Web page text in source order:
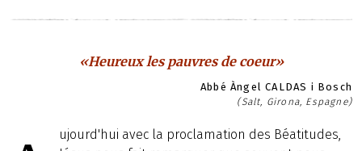
«Heureux les pauvres de coeur»
Abbé Àngel CALDAS i Bosch
(Salt, Girona, Espagne)
ujourd'hui avec la proclamation des Béatitudes,